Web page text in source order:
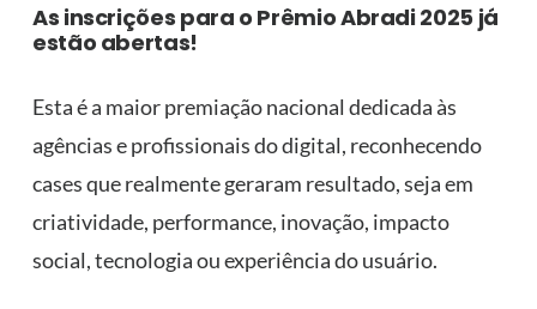
As inscrições para o Prêmio Abradi 2025 já
estão abertas!
Esta é a maior premiação nacional dedicada às
agências e profissionais do digital, reconhecendo
cases que realmente geraram resultado, seja em
criatividade, performance, inovação, impacto
social, tecnologia ou experiência do usuário.